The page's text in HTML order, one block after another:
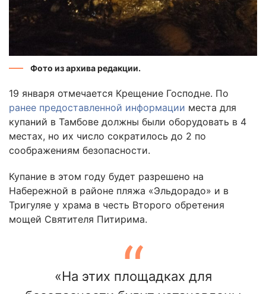
Фото из архива редакции.
19 января отмечается Крещение Господне. По
ранее предоставленной информации места для
купаний в Тамбове должны были оборудовать в 4
местах, но их число сократилось до 2 по
соображениям безопасности.
Купание в этом году будет разрешено на
Набережной в районе пляжа «Эльдорадо» и в
Тригуляе у храма в честь Второго обретения
мощей Святителя Питирима.
«На этих площадках для